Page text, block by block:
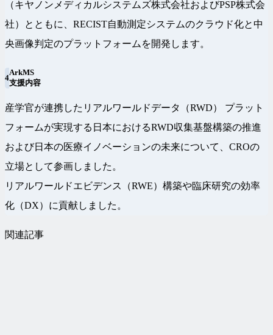
（キヤノンメディカルシステムズ株式会社およびPSP株式会
社）とともに、RECIST自動測定システムのクラウド化と中
央画像判定のプラットフォームを開発します。
4
ArkMS
支援内容
産学官が連携したリアルワールドデータ（RWD） プラット
フォームが実現する日本におけるRWD収集基盤構築の推進
および日本の医療イノベーションの未来について、CROの
立場として参画しました。
リアルワールドエビデンス（RWE）構築や臨床研究の効率
化（DX）に貢献しました。
関連記事